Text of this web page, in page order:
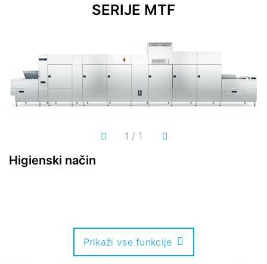
SERIJE MTF
Higienski način
1 / 1
Prikaži vse funkcije